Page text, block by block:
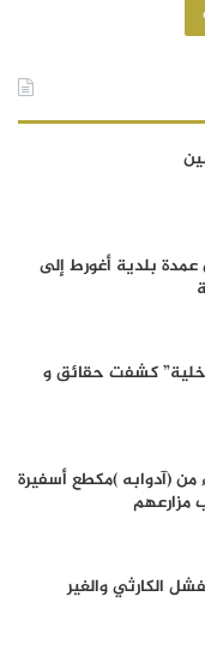
بلدية أغورط إلى
كشفت حقائق و
(آدوابه )مكطع أسفيرة
مزارعهم
الكارثي والغير